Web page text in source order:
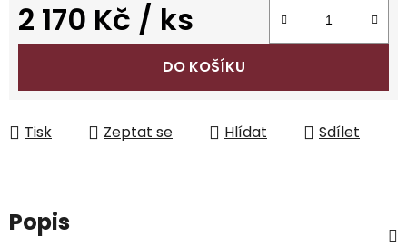
2 170 Kč / ks
Měrná cena:
DO KOŠÍKU
Tisk Zeptat se Hlídat Sdílet
Popis